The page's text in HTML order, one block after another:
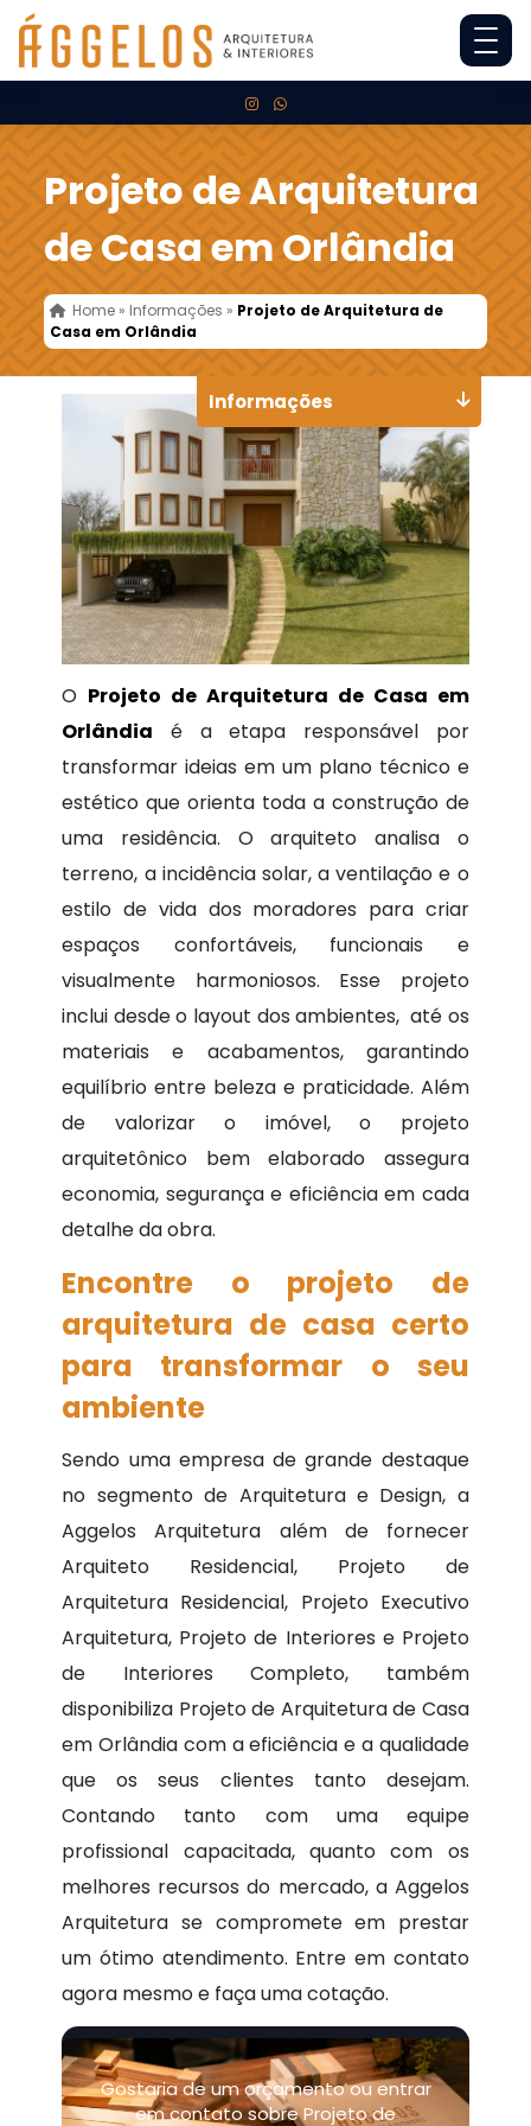
Projeto de Arquitetura
de Casa em Orlândia
Home » Informações » Projeto de Arquitetura de
Casa em Orlândia
O Projeto de Arquitetura de Casa em
Orlândia é a etapa responsável por
transformar ideias em um plano técnico e
estético que orienta toda a construção de
uma residência. O arquiteto analisa o
terreno, a incidência solar, a ventilação e o
estilo de vida dos moradores para criar
espaços confortáveis, funcionais e
visualmente harmoniosos. Esse projeto
inclui desde o layout dos ambientes, até os
materiais e acabamentos, garantindo
equilíbrio entre beleza e praticidade. Além
de valorizar o imóvel, o projeto
arquitetônico bem elaborado assegura
economia, segurança e eficiência em cada
detalhe da obra.
Encontre o projeto de
arquitetura de casa certo
para transformar o seu
ambiente
Sendo uma empresa de grande destaque
no segmento de Arquitetura e Design, a
Aggelos Arquitetura além de fornecer
Arquiteto Residencial, Projeto de
Arquitetura Residencial, Projeto Executivo
Arquitetura, Projeto de Interiores e Projeto
de Interiores Completo, também
disponibiliza Projeto de Arquitetura de Casa
em Orlândia com a eficiência e a qualidade
que os seus clientes tanto desejam.
Contando tanto com uma equipe
profissional capacitada, quanto com os
melhores recursos do mercado, a Aggelos
Arquitetura se compromete em prestar
um ótimo atendimento. Entre em contato
agora mesmo e faça uma cotação.
Gostaria de um orçamento ou entrar
em contato sobre Projeto de
Informações